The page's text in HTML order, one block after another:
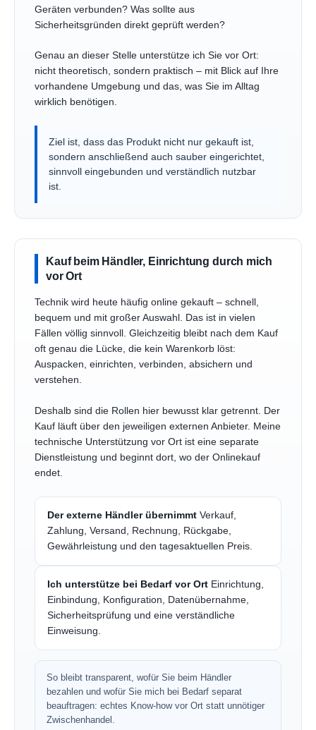
Geräten verbunden? Was sollte aus
Sicherheitsgründen direkt geprüft werden?
Genau an dieser Stelle unterstütze ich Sie vor Ort:
nicht theoretisch, sondern praktisch – mit Blick auf Ihre
vorhandene Umgebung und das, was Sie im Alltag
wirklich benötigen.
Ziel ist, dass das Produkt nicht nur gekauft ist,
sondern anschließend auch sauber eingerichtet,
sinnvoll eingebunden und verständlich nutzbar
ist.
Kauf beim Händler, Einrichtung durch mich
vor Ort
Technik wird heute häufig online gekauft – schnell,
bequem und mit großer Auswahl. Das ist in vielen
Fällen völlig sinnvoll. Gleichzeitig bleibt nach dem Kauf
oft genau die Lücke, die kein Warenkorb löst:
Auspacken, einrichten, verbinden, absichern und
verstehen.
Deshalb sind die Rollen hier bewusst klar getrennt. Der
Kauf läuft über den jeweiligen externen Anbieter. Meine
technische Unterstützung vor Ort ist eine separate
Dienstleistung und beginnt dort, wo der Onlinekauf
endet.
Der externe Händler übernimmt Verkauf,
Zahlung, Versand, Rechnung, Rückgabe,
Gewährleistung und den tagesaktuellen Preis.
Ich unterstütze bei Bedarf vor Ort Einrichtung,
Einbindung, Konfiguration, Datenübernahme,
Sicherheitsprüfung und eine verständliche
Einweisung.
So bleibt transparent, wofür Sie beim Händler
bezahlen und wofür Sie mich bei Bedarf separat
beauftragen: echtes Know-how vor Ort statt unnötiger
Zwischenhandel.